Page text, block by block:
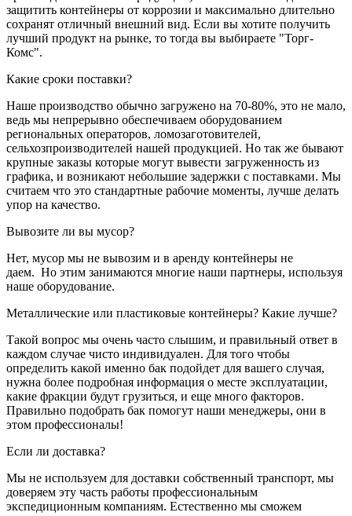
защитить контейнеры от коррозии и максимально длительно
сохранят отличный внешний вид. Если вы хотите получить
лучший продукт на рынке, то тогда вы выбираете "Торг-
Комс".
Какие сроки поставки?
Наше производство обычно загружено на 70-80%, это не мало,
ведь мы непрерывно обеспечиваем оборудованием
региональных операторов, ломозаготовителей,
сельхозпроизводителей нашей продукцией. Но так же бывают
крупные заказы которые могут вывести загруженность из
графика, и возникают небольшие задержки с поставками. Мы
считаем что это стандартные рабочие моменты, лучше делать
упор на качество.
Вывозите ли вы мусор?
Нет, мусор мы не вывозим и в аренду контейнеры не
даем. Но этим занимаются многие наши партнеры, используя
наше оборудование.
Металлические или пластиковые контейнеры? Какие лучше?
Такой вопрос мы очень часто слышим, и правильный ответ в
каждом случае чисто индивидуален. Для того чтобы
определить какой именно бак подойдет для вашего случая,
нужна более подробная информация о месте эксплуатации,
какие фракции будут грузиться, и еще много факторов.
Правильно подобрать бак помогут наши менеджеры, они в
этом профессионалы!
Если ли доставка?
Мы не используем для доставки собственный транспорт, мы
доверяем эту часть работы профессиональным
экспедиционным компаниям. Естественно мы сможем